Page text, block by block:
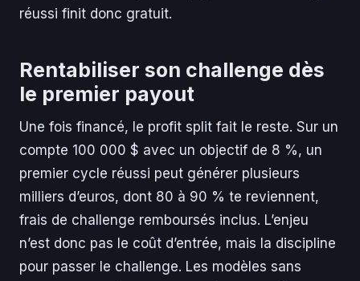
réussi finit donc gratuit.
Rentabiliser son challenge dès
le premier payout
Une fois financé, le profit split fait le reste. Sur un
compte 100 000 $ avec un objectif de 8 %, un
premier cycle réussi peut générer plusieurs
milliers d’euros, dont 80 à 90 % te reviennent,
frais de challenge remboursés inclus. L’enjeu
n’est donc pas le coût d’entrée, mais la discipline
pour passer le challenge. Les modèles sans